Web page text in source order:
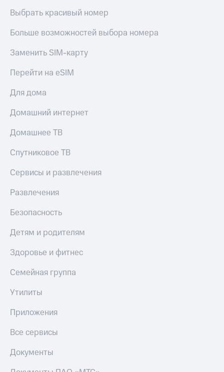
Выбрать красивый номер
Больше возможностей выбора номера
Заменить SIM-карту
Перейти на eSIM
Для дома
Домашний интернет
Домашнее ТВ
Спутниковое ТВ
Сервисы и развлечения
Развлечения
Безопасность
Детям и родителям
Здоровье и фитнес
Семейная группа
Утилиты
Приложения
Все сервисы
Документы